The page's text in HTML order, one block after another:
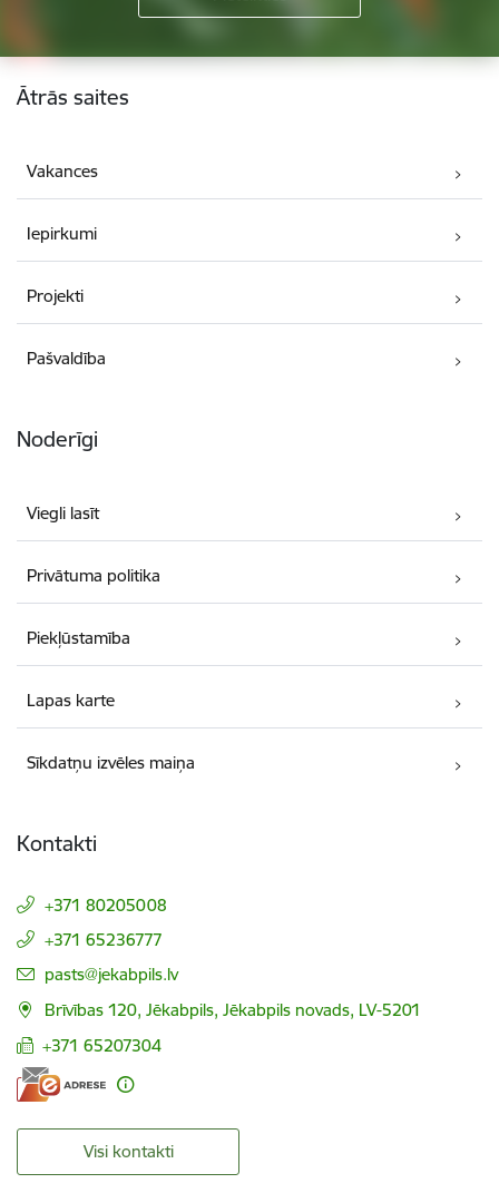
Kājene
Ātrās saites
Vakances
Iepirkumi
Projekti
Pašvaldība
Noderīgi
Viegli lasīt
Privātuma politika
Piekļūstamība
Lapas karte
Sīkdatņu izvēles maiņa
Kontakti
+371 80205008
+371 65236777
E-pasts:
pasts@jekabpils.lv
Brīvības 120, Jēkabpils, Jēkabpils novads, LV-5201
+371 65207304
Visi kontakti